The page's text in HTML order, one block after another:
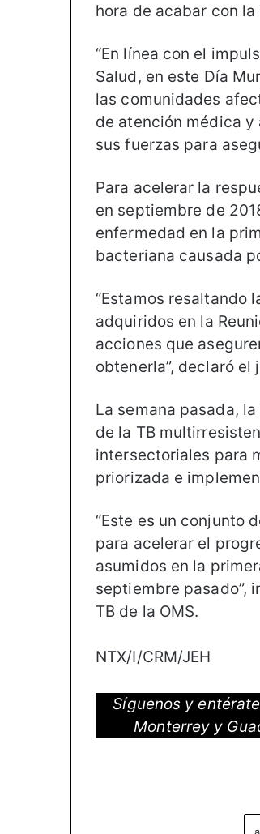
hora de acabar con la
“En línea con el
Salud, en este Día
las comunidades
de atención médica y
sus fuerzas para
Para acelerar la
en septiembre de
enfermedad en la
bacteriana causada
“Estamos resaltando
adquiridos en la
acciones que
obtenerla”, declaró el
La semana pasada,
de la TB
intersectoriales para
priorizada e
“Este es un conjunto
para acelerar el
asumidos en la
septiembre pasado”,
TB de la OMS.
NTX/I/CRM/JEH
Síguenos y
Monterrey y